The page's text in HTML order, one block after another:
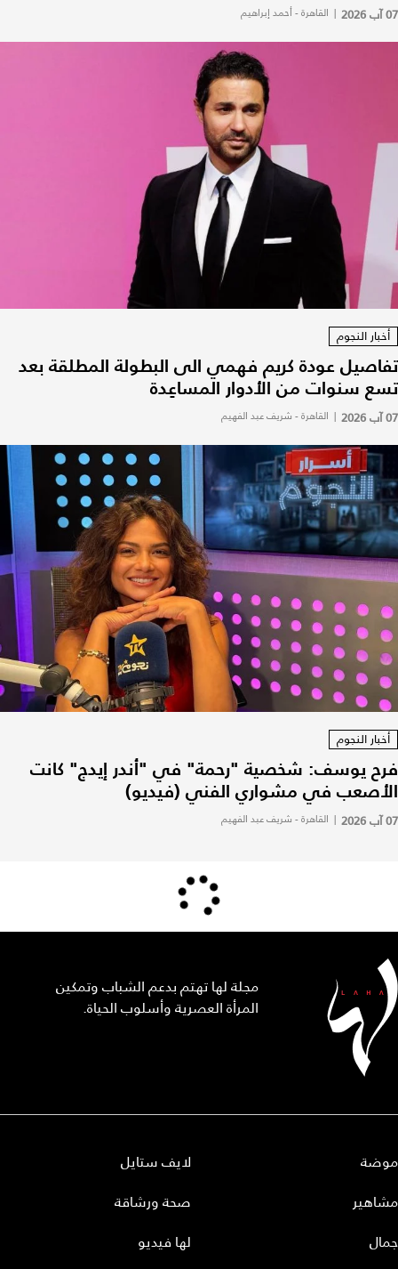
07 آب 2026 | القاهرة - أحمد إبراهيم
أخبار النجوم
تفاصيل عودة كريم فهمي الى البطولة المطلقة بعد
تسع سنوات من الأدوار المساعِدة
07 آب 2026 | القاهرة - شريف عبد الفهيم
أخبار النجوم
فرح يوسف: شخصية "رحمة" في "أندر إيدج" كانت
الأصعب في مشواري الفني (فيديو)
07 آب 2026 | القاهرة - شريف عبد الفهيم
مجلة لها تهتم بدعم الشباب وتمكين
المرأة العصرية وأسلوب الحياة.
موضة
مشاهير
جمال
لايف ستايل
صحة ورشاقة
لها فيديو